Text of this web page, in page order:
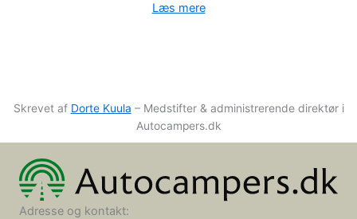
Læs mere
Skrevet af Dorte Kuula – Medstifter & administrerende direktør i
Autocampers.dk
Adresse og kontakt: